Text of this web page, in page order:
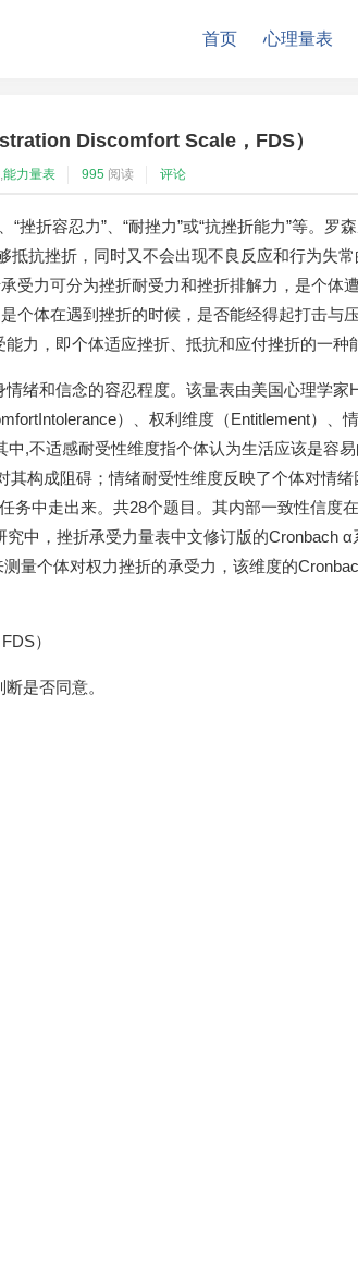
首页 心理量表
Discomfort Scale，FDS）
,能力量表 995 阅读 评论
挫折容忍力”、“耐挫力”或“抗挫折能力”等。罗
抵抗挫折，同时又不会出现不良反应和行为失
受力可分为挫折耐受力和挫折排解力，是个体
个体在遇到挫折的时候，是否能经得起打击与
力，即个体适应挫折、抵抗和应付挫折的一种能
绪和信念的容忍程度。该量表由美国心理学家
）、权利维度（Entitlement）、
中,不适感耐受性维度指个体认为生活应该是容
构成阻碍；情绪耐受性维度反映了个体对情绪
务中走出来。共28个题目。其内部一致性信度
中，挫折承受力量表中文修订版的Cronbach α
量个体对权力挫折的承受力，该维度的
）
是否同意。